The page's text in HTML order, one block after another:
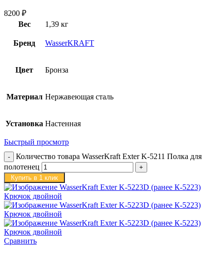
8200 ₽
Вес
1,39 кг
Бренд WasserKRAFT
Цвет Бронза
Материал Нержавеющая сталь
Установка Настенная
Быстрый просмотр
Количество товара WasserKraft Exter K-5211 Полка для
полотенец
Купить в 1 клик
Сравнить